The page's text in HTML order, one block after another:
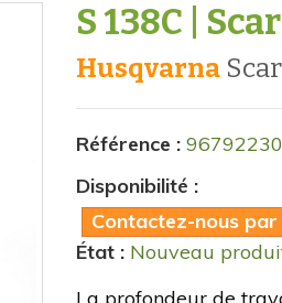
S 138C |
Husqvarna
Référence :
Disponibilité :
Contactez-nous
État : Nouveau